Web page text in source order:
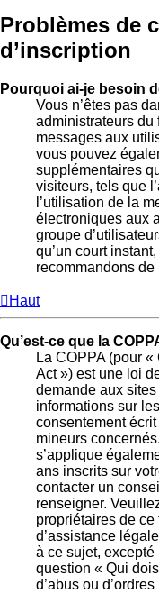
Problèmes de
d’inscription
Pourquoi ai-je besoin
Vous n’êtes pas
administrateurs du
messages aux
vous pouvez
supplémentaires
visiteurs, tels que
l’utilisation de la
électroniques aux
groupe
qu’un court
recommandons de
Haut
Qu’est-ce que la
La COPPA (pour
Act ») est une loi
demande aux
informations sur
consentement
mineurs
s’applique
ans inscrits sur
contacter un
renseigner.
propriétaires de
d’assistance
à ce sujet, excepté
question « Qui
d’abus ou